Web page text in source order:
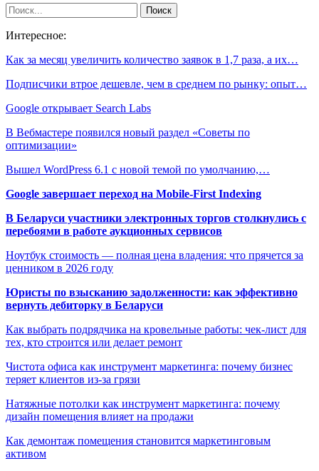
Интересное:
Как за месяц увеличить количество заявок в 1,7 раза, а их…
Подписчики втрое дешевле, чем в среднем по рынку: опыт…
Google открывает Search Labs
В Вебмастере появился новый раздел «Советы по
оптимизации»
Вышел WordPress 6.1 с новой темой по умолчанию,…
Google завершает переход на Mobile-First Indexing
В Беларуси участники электронных торгов столкнулись с
перебоями в работе аукционных сервисов
Ноутбук стоимость — полная цена владения: что прячется за
ценником в 2026 году
Юристы по взысканию задолженности: как эффективно
вернуть дебиторку в Беларуси
Как выбрать подрядчика на кровельные работы: чек-лист для
тех, кто строится или делает ремонт
Чистота офиса как инструмент маркетинга: почему бизнес
теряет клиентов из-за грязи
Натяжные потолки как инструмент маркетинга: почему
дизайн помещения влияет на продажи
Как демонтаж помещения становится маркетинговым
активом